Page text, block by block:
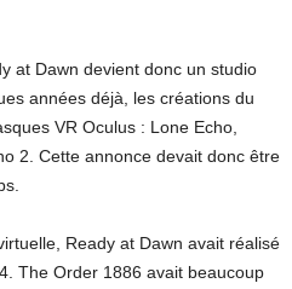
at Dawn devient donc un studio
années déjà, les créations du
VR Oculus : Lone Echo,
2. Cette annonce devait donc être
Ready at Dawn avait réalisé
The Order 1886 avait beaucoup